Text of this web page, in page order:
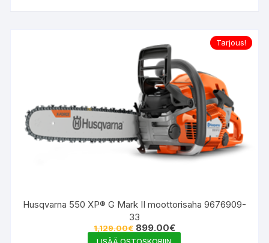
Tarjous!
Husqvarna 550 XP® G Mark II moottorisaha 9676909-
33
1,129.00€ Alkuperäinen
hinta
899.00€Nykyinen
hinta